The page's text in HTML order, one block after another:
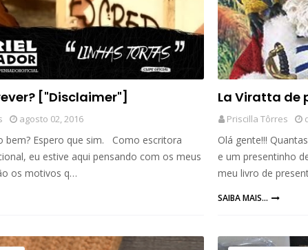
["Disclaimer"]
agosto 02, 2016
bem? Espero que sim. Como escritora
eu estive aqui pensando com os meus
os motivos q…
La Viratta de
Priscilla Tôrres
Olá gente!!!
e um presentinho
meu livro de
SAIBA MAIS...